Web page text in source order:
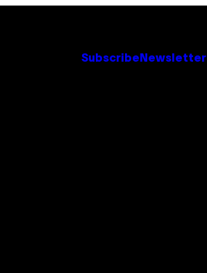
Subscribe Newsletter